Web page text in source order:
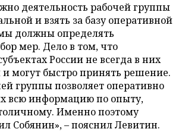
деятельность рабочей группы
и взять за базу оперативной
должны определять
мер. Дело в том, что
России не всегда в них
могут быстро принять решение.
группы позволяет оперативно
всю информацию по опыту,
Именно поэтому
Собянин», – пояснил Левитин.